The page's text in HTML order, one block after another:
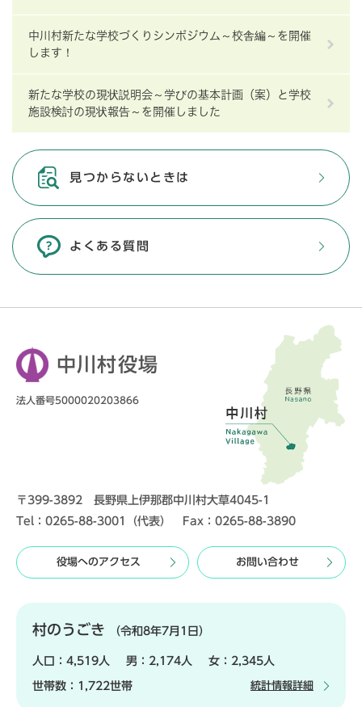
中川村新たな学校づくりシンポジウム～校舎編～を開催
します！
新たな学校の現状説明会～学びの基本計画（案）と学校
施設検討の現状報告～を開催しました
見つからないときは
よくある質問
中川村役場
法人番号5000020203866
〒399-3892 長野県上伊那郡中川村大草4045-1
Tel：0265-88-3001（代表） Fax：0265-88-3890
役場へのアクセス お問い合わせ
村のうごき （令和8年7月1日）
人口： 4,519人 男： 2,174人 女： 2,345人
世帯数： 1,722世帯 統計情報詳細